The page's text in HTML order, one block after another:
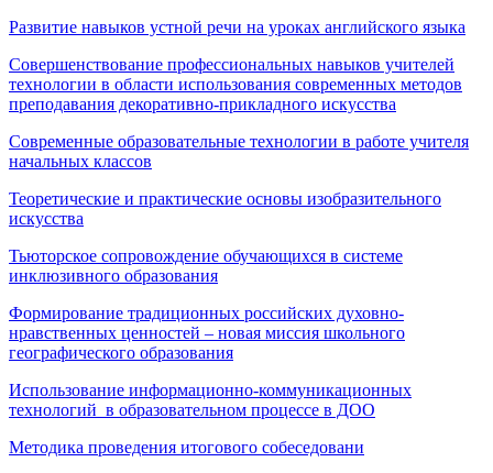
Развитие навыков устной речи на уроках английского языка
Совершенствование профессиональных навыков учителей
технологии в области использования современных методов
преподавания декоративно-прикладного искусства
Современные образовательные технологии в работе учителя
начальных классов
Теоретические и практические основы изобразительного
искусства
Тьюторское сопровождение обучающихся в системе
инклюзивного образования
Формирование традиционных российских духовно-
нравственных ценностей – новая миссия школьного
географического образования
Использование информационно-коммуникационных
технологий в образовательном процессе в ДОО
Методика проведения итогового собеседовани